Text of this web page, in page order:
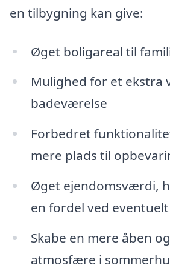
en tilbygning kan give:
Øget boligareal til
Mulighed for et ekstra
badeværelse
Forbedret
mere plads til
Øget ejendomsværdi,
en fordel ved eventuelt
Skabe en mere åben
atmosfære i